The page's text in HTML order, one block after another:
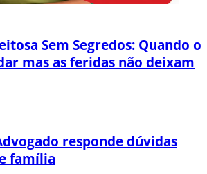
Sem Segredos: Quando o
mas as feridas não deixam
responde dúvidas
família